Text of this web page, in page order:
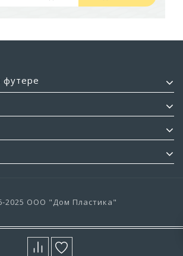
футере
2025 ООО "Дом Пластика"